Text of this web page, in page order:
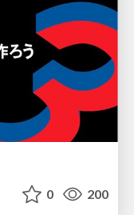
0 200